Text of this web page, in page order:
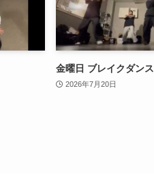
金曜日 ブレイクダンス
2026年7月20日